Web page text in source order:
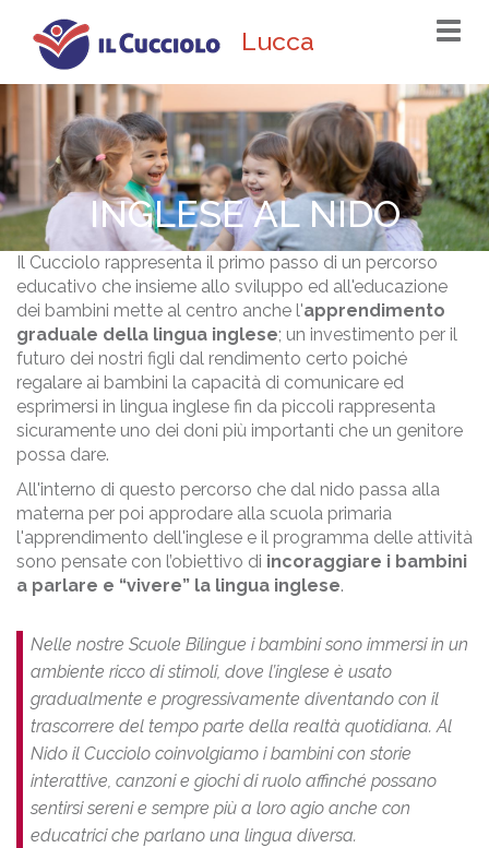
Lucca
INGLESE AL NIDO
Il Cucciolo rappresenta il primo passo di un percorso
educativo che insieme allo sviluppo ed all'educazione
dei bambini mette al centro anche l'apprendimento
graduale della lingua inglese; un investimento per il
futuro dei nostri figli dal rendimento certo poiché
regalare ai bambini la capacità di comunicare ed
esprimersi in lingua inglese fin da piccoli rappresenta
sicuramente uno dei doni più importanti che un genitore
possa dare.
All'interno di questo percorso che dal nido passa alla
materna per poi approdare alla scuola primaria
l'apprendimento dell'inglese e il programma delle attività
sono pensate con l’obiettivo di incoraggiare i bambini
a parlare e “vivere” la lingua inglese.
Nelle nostre Scuole Bilingue i bambini sono immersi in un
ambiente ricco di stimoli, dove l’inglese è usato
gradualmente e progressivamente diventando con il
trascorrere del tempo parte della realtà quotidiana. Al
Nido il Cucciolo coinvolgiamo i bambini con storie
interattive, canzoni e giochi di ruolo affinché possano
sentirsi sereni e sempre più a loro agio anche con
educatrici che parlano una lingua diversa.